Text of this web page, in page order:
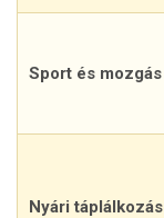
Sport és mozgás
Nyári táplálkozás